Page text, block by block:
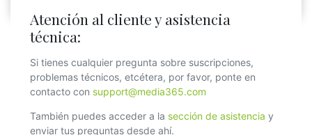
Atención al cliente y asistencia
técnica:
Si tienes cualquier pregunta sobre suscripciones,
problemas técnicos, etcétera, por favor, ponte en
contacto con support@media365.com
También puedes acceder a la sección de asistencia y
enviar tus preguntas desde ahí.